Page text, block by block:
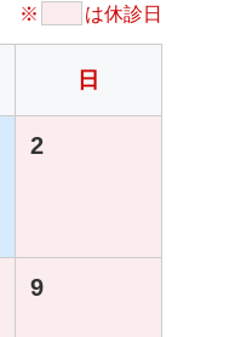
※ は休診日
日
2
9